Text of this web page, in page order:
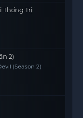
Thống Trị
2)
(Season 2)